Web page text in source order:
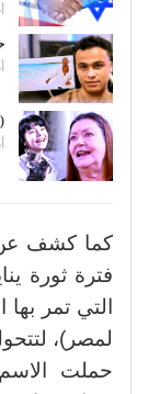
كما كشف
فترة ثورة
التي تمر بها
لمصر)،
حملت